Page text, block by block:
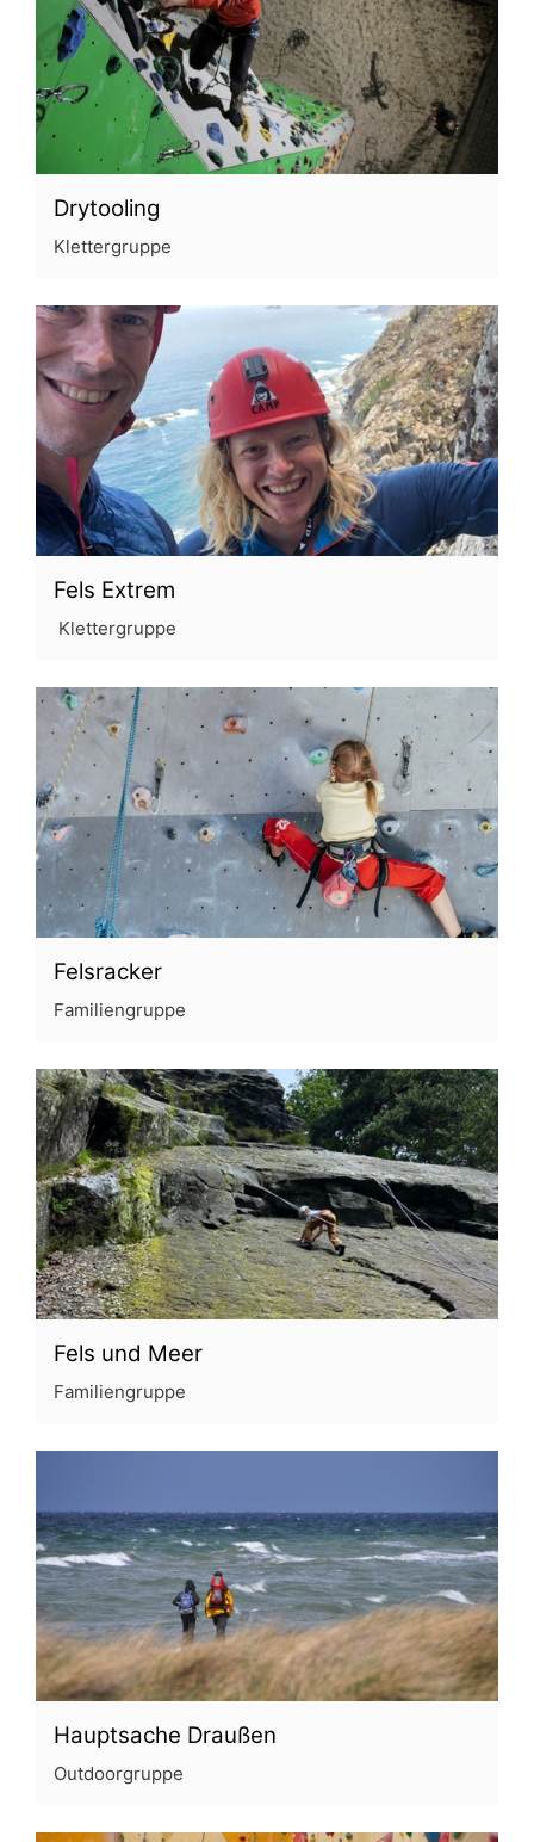
Drytooling
Klettergruppe
Fels Extrem
Klettergruppe
Felsracker
Familiengruppe
Fels und Meer
Familiengruppe
Hauptsache Draußen
Outdoorgruppe